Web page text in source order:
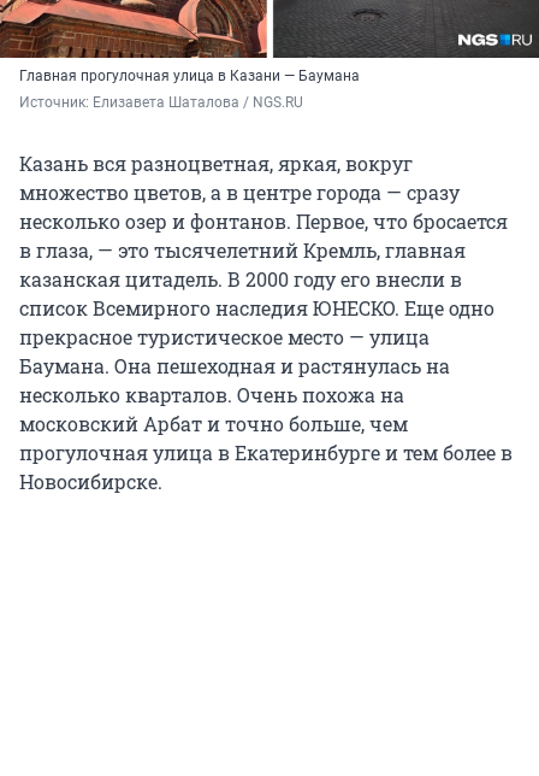
Главная прогулочная улица в Казани — Баумана
Источник: Елизавета Шаталова / NGS.RU
Казань вся разноцветная, яркая, вокруг
множество цветов, а в центре города — сразу
несколько озер и фонтанов. Первое, что бросается
в глаза, — это тысячелетний Кремль, главная
казанская цитадель. В 2000 году его внесли в
список Всемирного наследия ЮНЕСКО. Еще одно
прекрасное туристическое место — улица
Баумана. Она пешеходная и растянулась на
несколько кварталов. Очень похожа на
московский Арбат и точно больше, чем
прогулочная улица в Екатеринбурге и тем более в
Новосибирске.